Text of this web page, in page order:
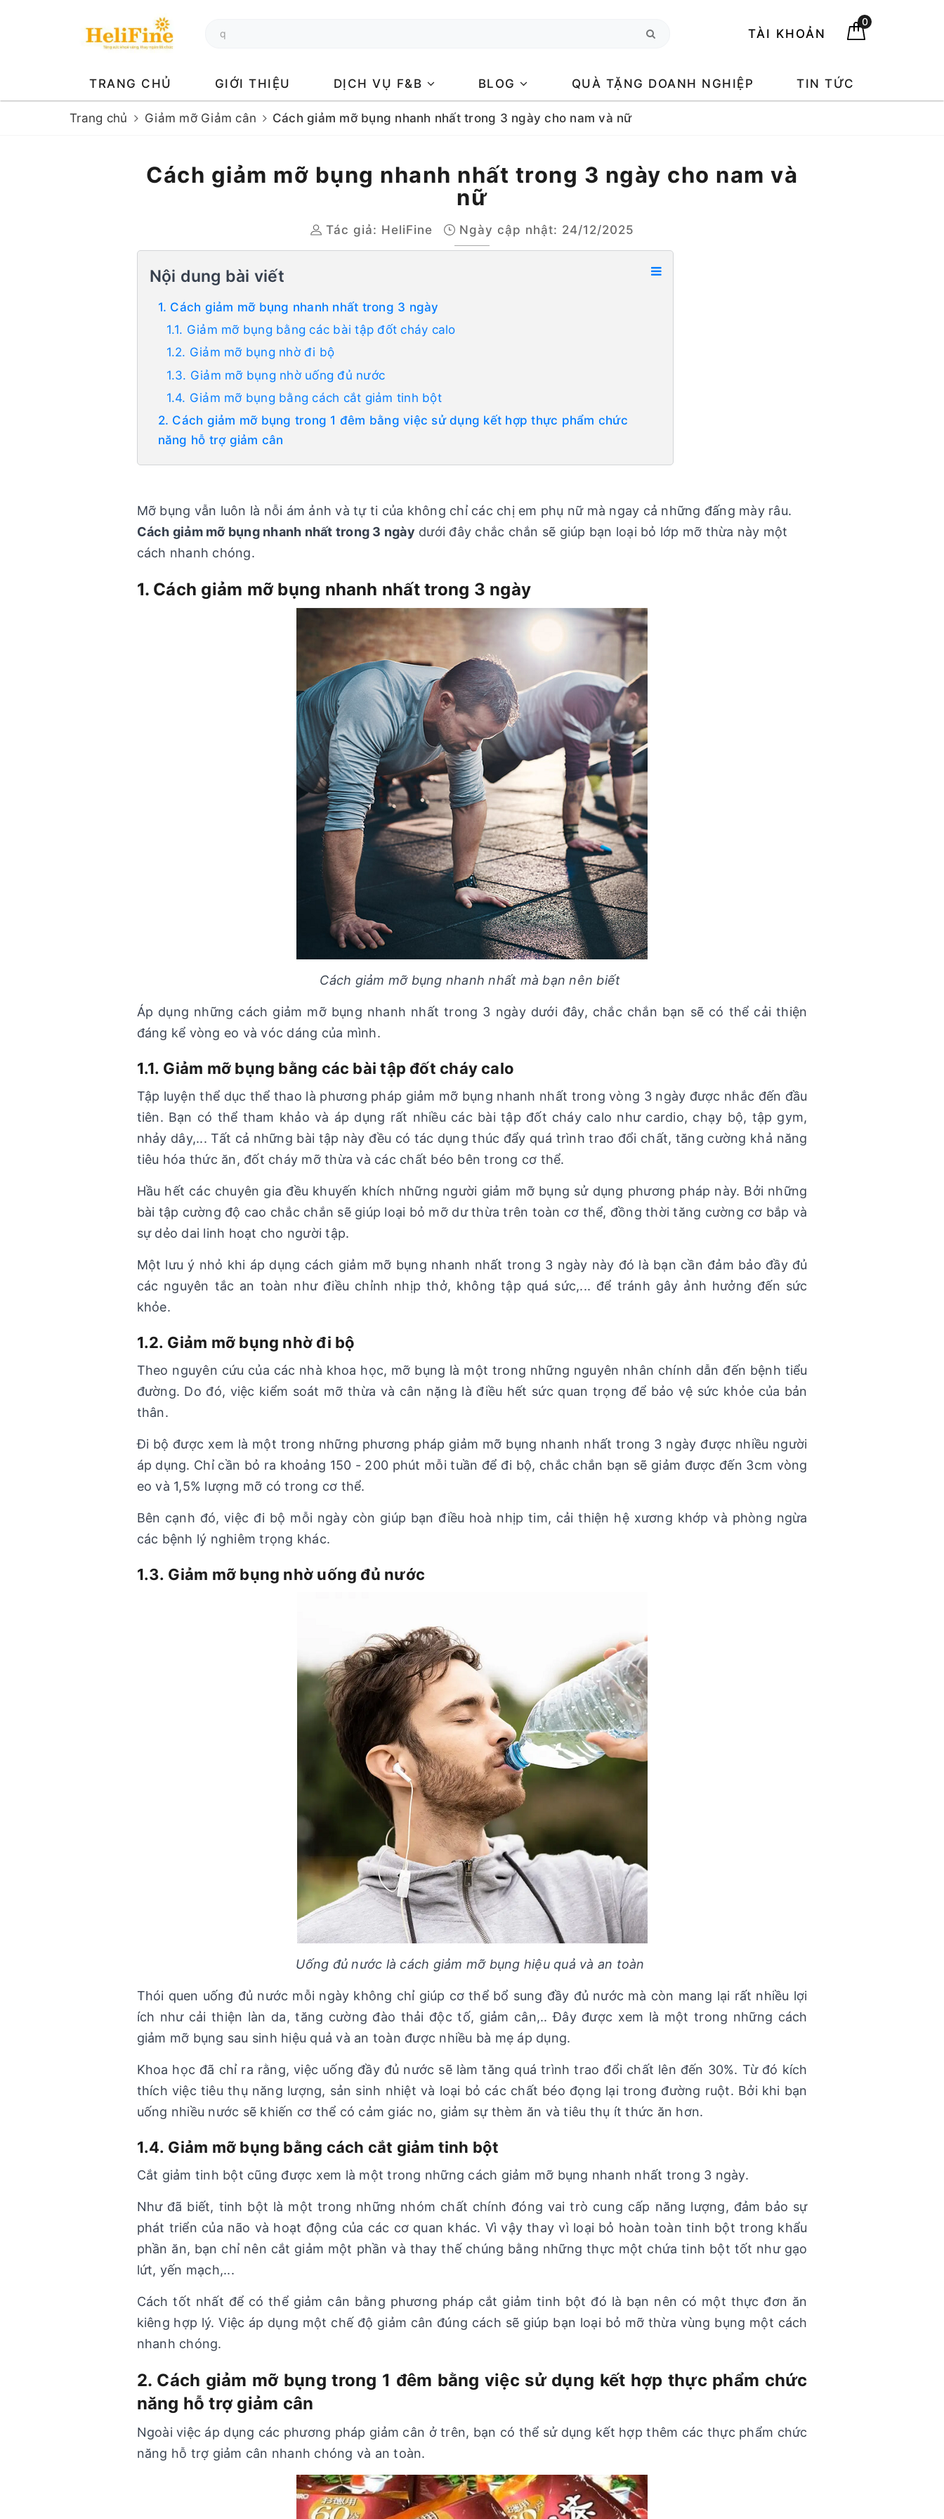
TÀI KHOẢN
0
TRANG CHỦ GIỚI THIỆU DỊCH VỤ F&B BLOG QUÀ TẶNG DOANH NGHIỆP TIN TỨC
Trang chủ Giảm mỡ Giảm cân Cách giảm mỡ bụng nhanh nhất trong 3 ngày cho nam và nữ
Cách giảm mỡ bụng nhanh nhất trong 3 ngày cho nam và
nữ
Tác giả: HeliFine Ngày cập nhật: 24/12/2025
Nội dung bài viết
1. Cách giảm mỡ bụng nhanh nhất trong 3 ngày
1.1. Giảm mỡ bụng bằng các bài tập đốt cháy calo
1.2. Giảm mỡ bụng nhờ đi bộ
1.3. Giảm mỡ bụng nhờ uống đủ nước
1.4. Giảm mỡ bụng bằng cách cắt giảm tinh bột
2. Cách giảm mỡ bụng trong 1 đêm bằng việc sử dụng kết hợp thực phẩm chức
năng hỗ trợ giảm cân
Mỡ bụng vẫn luôn là nỗi ám ảnh và tự ti của không chỉ các chị em phụ nữ mà ngay cả những đấng mày râu.
Cách giảm mỡ bụng nhanh nhất trong 3 ngày dưới đây chắc chắn sẽ giúp bạn loại bỏ lớp mỡ thừa này một
cách nhanh chóng.
1. Cách giảm mỡ bụng nhanh nhất trong 3 ngày
Cách giảm mỡ bụng nhanh nhất mà bạn nên biết
Áp dụng những cách giảm mỡ bụng nhanh nhất trong 3 ngày dưới đây, chắc chắn bạn sẽ có thể cải thiện
đáng kể vòng eo và vóc dáng của mình.
1.1. Giảm mỡ bụng bằng các bài tập đốt cháy calo
Tập luyện thể dục thể thao là phương pháp giảm mỡ bụng nhanh nhất trong vòng 3 ngày được nhắc đến đầu
tiên. Bạn có thể tham khảo và áp dụng rất nhiều các bài tập đốt cháy calo như cardio, chạy bộ, tập gym,
nhảy dây,... Tất cả những bài tập này đều có tác dụng thúc đẩy quá trình trao đổi chất, tăng cường khả năng
tiêu hóa thức ăn, đốt cháy mỡ thừa và các chất béo bên trong cơ thể.
Hầu hết các chuyên gia đều khuyến khích những người giảm mỡ bụng sử dụng phương pháp này. Bởi những
bài tập cường độ cao chắc chắn sẽ giúp loại bỏ mỡ dư thừa trên toàn cơ thể, đồng thời tăng cường cơ bắp và
sự dẻo dai linh hoạt cho người tập.
Một lưu ý nhỏ khi áp dụng cách giảm mỡ bụng nhanh nhất trong 3 ngày này đó là bạn cần đảm bảo đầy đủ
các nguyên tắc an toàn như điều chỉnh nhịp thở, không tập quá sức,... để tránh gây ảnh hưởng đến sức
khỏe.
1.2. Giảm mỡ bụng nhờ đi bộ
Theo nguyên cứu của các nhà khoa học, mỡ bụng là một trong những nguyên nhân chính dẫn đến bệnh tiểu
đường. Do đó, việc kiểm soát mỡ thừa và cân nặng là điều hết sức quan trọng để bảo vệ sức khỏe của bản
thân.
Đi bộ được xem là một trong những phương pháp giảm mỡ bụng nhanh nhất trong 3 ngày được nhiều người
áp dụng. Chỉ cần bỏ ra khoảng 150 - 200 phút mỗi tuần để đi bộ, chắc chắn bạn sẽ giảm được đến 3cm vòng
eo và 1,5% lượng mỡ có trong cơ thể.
Bên cạnh đó, việc đi bộ mỗi ngày còn giúp bạn điều hoà nhịp tim, cải thiện hệ xương khớp và phòng ngừa
các bệnh lý nghiêm trọng khác.
1.3. Giảm mỡ bụng nhờ uống đủ nước
Uống đủ nước là cách giảm mỡ bụng hiệu quả và an toàn
Thói quen uống đủ nước mỗi ngày không chỉ giúp cơ thể bổ sung đầy đủ nước mà còn mang lại rất nhiều lợi
ích như cải thiện làn da, tăng cường đào thải độc tố, giảm cân,.. Đây được xem là một trong những cách
giảm mỡ bụng sau sinh hiệu quả và an toàn được nhiều bà mẹ áp dụng.
Khoa học đã chỉ ra rằng, việc uống đầy đủ nước sẽ làm tăng quá trình trao đổi chất lên đến 30%. Từ đó kích
thích việc tiêu thụ năng lượng, sản sinh nhiệt và loại bỏ các chất béo đọng lại trong đường ruột. Bởi khi bạn
uống nhiều nước sẽ khiến cơ thể có cảm giác no, giảm sự thèm ăn và tiêu thụ ít thức ăn hơn.
1.4. Giảm mỡ bụng bằng cách cắt giảm tinh bột
Cắt giảm tinh bột cũng được xem là một trong những cách giảm mỡ bụng nhanh nhất trong 3 ngày.
Như đã biết, tinh bột là một trong những nhóm chất chính đóng vai trò cung cấp năng lượng, đảm bảo sự
phát triển của não và hoạt động của các cơ quan khác. Vì vậy thay vì loại bỏ hoàn toàn tinh bột trong khẩu
phần ăn, bạn chỉ nên cắt giảm một phần và thay thế chúng bằng những thực một chứa tinh bột tốt như gạo
lứt, yến mạch,...
Cách tốt nhất để có thể giảm cân bằng phương pháp cắt giảm tinh bột đó là bạn nên có một thực đơn ăn
kiêng hợp lý. Việc áp dụng một chế độ giảm cân đúng cách sẽ giúp bạn loại bỏ mỡ thừa vùng bụng một cách
nhanh chóng.
2. Cách giảm mỡ bụng trong 1 đêm bằng việc sử dụng kết hợp thực phẩm chức
năng hỗ trợ giảm cân
Ngoài việc áp dụng các phương pháp giảm cân ở trên, bạn có thể sử dụng kết hợp thêm các thực phẩm chức
năng hỗ trợ giảm cân nhanh chóng và an toàn.